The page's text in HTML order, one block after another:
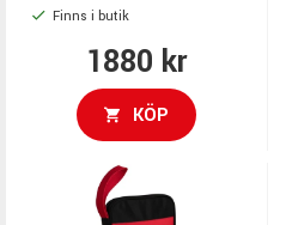
Finns i butik
1880 kr
KÖP